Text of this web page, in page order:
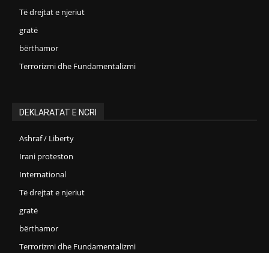
Të drejtat e njeriut
gratë
bërthamor
Terrorizmi dhe Fundamentalizmi
DEKLARATAT E NCRI
Ashraf / Liberty
Irani proteston
International
Të drejtat e njeriut
gratë
bërthamor
Terrorizmi dhe Fundamentalizmi